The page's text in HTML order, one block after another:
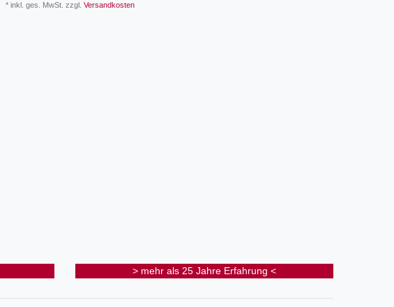
* inkl. ges. MwSt. zzgl. Versandkosten
> mehr als 25 Jahre Erfahrung <